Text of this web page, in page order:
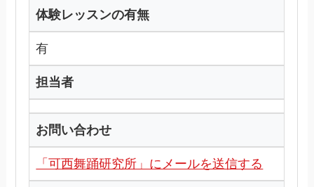
体験レッスンの有無
有
担当者
お問い合わせ
「可西舞踊研究所」にメールを送信する